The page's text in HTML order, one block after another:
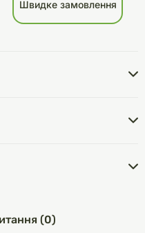
Швидке замовлення
(0)